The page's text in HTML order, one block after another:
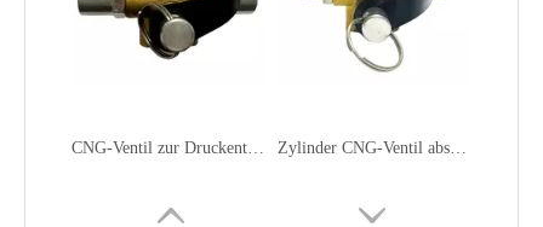
CNG-Ventil für Industrietanks QF-T1B SiAN Marke China Ningbo FUHUA Fabrik Industriegas CNG Zylinderventil Messing